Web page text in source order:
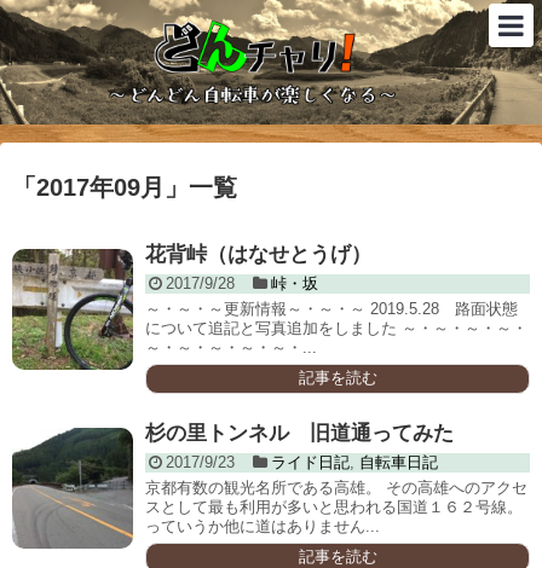
「 2017年09月 」 一覧
花背峠（はなせとうげ）
2017/9/28
峠・坂
～・～・～更新情報～・～・～ 2019.5.28 路面状態
について追記と写真追加をしました ～・～・～・～・
～・～・～・～・～・...
記事を読む
杉の里トンネル 旧道通ってみた
2017/9/23 ライド日記, 自転車日記
京都有数の観光名所である高雄。 その高雄へのアクセ
スとして最も利用が多いと思われる国道１６２号線。
っていうか他に道はありません...
記事を読む